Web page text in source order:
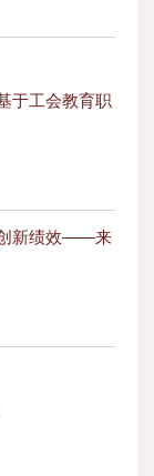
于工会教育职
创新绩效——来